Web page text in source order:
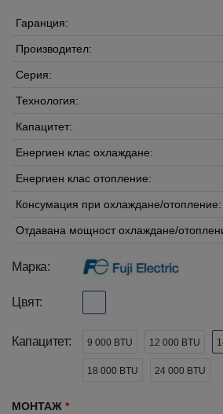
Гаранция:
Производител:
Серия:
Технология:
Капацитет:
Енергиен клас охлаждане:
Енергиен клас отопление:
Консумация при охлаждане/отопление:
Отдавана мощност охлаждане/
Марка:
Цвят:
Капацитет: 9 000 BTU 12 000 BTU
18 000 BTU 24 000 BTU
МОНТАЖ *